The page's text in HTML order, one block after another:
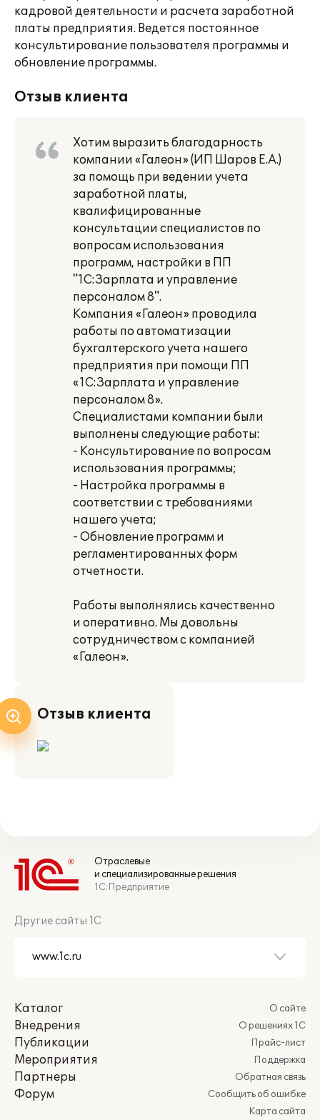
кадровой деятельности и расчета заработной
платы предприятия. Ведется постоянное
консультирование пользователя программы и
обновление программы.
Отзыв клиента
Хотим выразить благодарность
компании «Галеон» (ИП Шаров Е.А.)
за помощь при ведении учета
заработной платы,
квалифицированные
консультации специалистов по
вопросам использования
программ, настройки в ПП
"1С:Зарплата и управление
персоналом 8".
Компания «Галеон» проводила
работы по автоматизации
бухгалтерского учета нашего
предприятия при помощи ПП
«1С:Зарплата и управление
персоналом 8».
Специалистами компании были
выполнены следующие работы:
- Консультирование по вопросам
использования программы;
- Настройка программы в
соответствии с требованиями
нашего учета;
- Обновление программ и
регламентированных форм
отчетности.
Работы выполнялись качественно
и оперативно. Мы довольны
сотрудничеством с компанией
«Галеон».
Отзыв клиента
Отраслевые
и специализированные решения
1С:Предприятие
Другие сайты 1С
Каталог
Внедрения
Публикации
Мероприятия
Партнеры
Форум
О сайте
О решениях 1С
Прайс-лист
Поддержка
Обратная связь
Сообщить об ошибке
Карта сайта